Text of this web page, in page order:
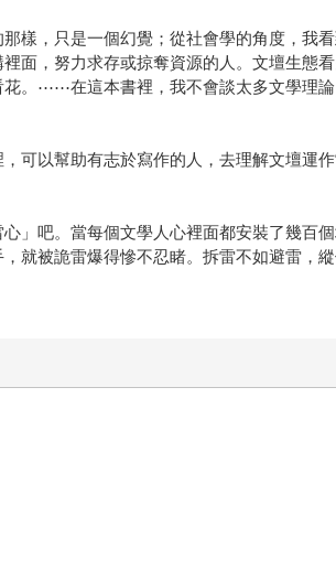
樣，只是一個幻覺；從社會學的角度，我
面，努力求存或掠奪資源的人。文壇生態
花。⋯⋯在這本書裡，我不會談太多文學理
可以幫助有志於寫作的人，去理解文壇運
」吧。當每個文學人心裡面都安裝了幾百
就被詭雷爆得慘不忍睹。拆雷不如避雷，